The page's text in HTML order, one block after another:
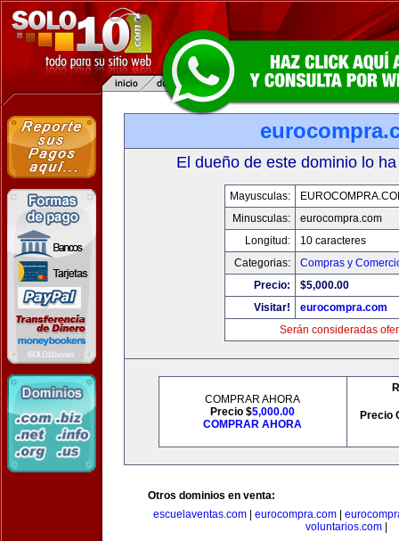
El dueño de este dominio lo
Mayusculas:
Minusculas:
eurocompra.com
Longitud:
10 caracteres
Categorias:
Compras y
Precio:
$5,000.00
Visitar!
eurocompra.com
Serán consideradas
COMPRAR AHORA
Precio $5,000.00
COMPRAR AHORA
Precio
Otros dominios en venta:
escuelaventas.com| eurocompra.com|
voluntarios.com